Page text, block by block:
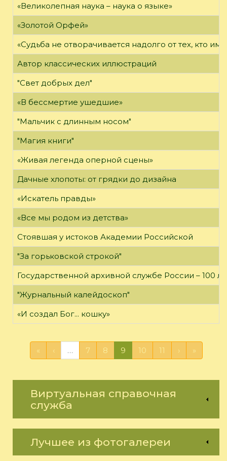
«Великолепная наука – наука о языке»
«Золотой Орфей»
«Судьба не отворачивается надолго от тех, кто
Автор классических иллюстраций
"Свет добрых дел"
«В бессмертие ушедшие»
"Мальчик с длинным носом"
"Магия книги"
«Живая легенда оперной сцены»
Дачные хлопоты: от грядки до дизайна
«Искатель правды»
«Все мы родом из детства»
Стоявшая у истоков Академии Российской
"За горьковской строкой"
Государственной архивной службе России – 100
"Журнальный калейдоскоп"
«И создал Бог... кошку»
« ‹ … 7 8 9 10 11 › »
Виртуальная справочная
служба
Лучшее из фотогалереи